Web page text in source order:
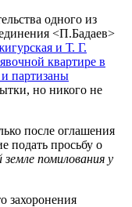
одного из
<П.Бадаев>
и Т. Г.
квартире в
партизаны
но никого не
после оглашения
подать просьбу о
помилования у
захоронения